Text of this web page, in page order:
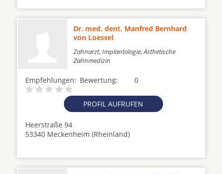
Dr. med. dent. Manfred Bernhard
von Loessel
Zahnarzt, Implantologie, Ästhetische
Zahnmedizin
Empfehlungen: 0
Bewertung:
PROFIL AUFRUFEN
Heerstraße 94
53340 Meckenheim (Rheinland)